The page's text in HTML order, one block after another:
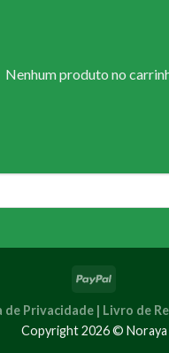
Nenhum produto no
de Privacidade | Livro de
Copyright 2026 © Noraya